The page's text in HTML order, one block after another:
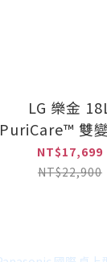
LG 樂金
PuriCare™ 雙
濕機NT$17,699
NT$22,900